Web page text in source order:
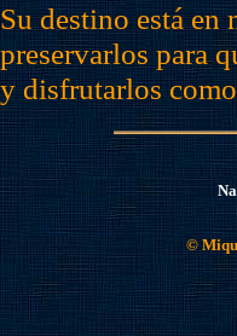
Su destino está en
preservarlos para
y disfrutarlos
©